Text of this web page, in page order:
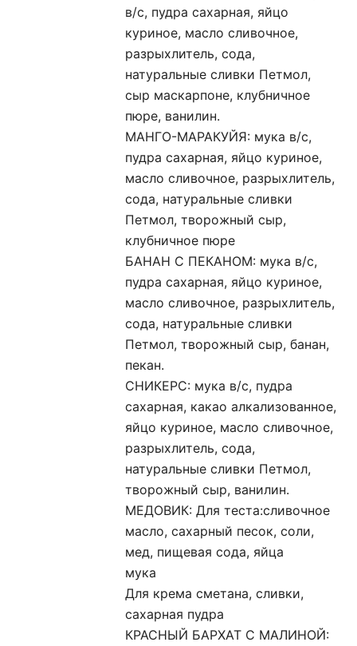
в/с, пудра сахарная, яйцо
куриное, масло сливочное,
разрыхлитель, сода,
натуральные сливки Петмол,
сыр маскарпоне, клубничное
пюре, ванилин.
МАНГО-МАРАКУЙЯ: мука в/с,
пудра сахарная, яйцо куриное,
масло сливочное, разрыхлитель,
сода, натуральные сливки
Петмол, творожный сыр,
клубничное пюре
БАНАН С ПЕКАНОМ: мука в/с,
пудра сахарная, яйцо куриное,
масло сливочное, разрыхлитель,
сода, натуральные сливки
Петмол, творожный сыр, банан,
пекан.
СНИКЕРС: мука в/с, пудра
сахарная, какао алкализованное,
яйцо куриное, масло сливочное,
разрыхлитель, сода,
натуральные сливки Петмол,
творожный сыр, ванилин.
МЕДОВИК: Для теста:сливочное
масло, сахарный песок, соли,
мед, пищевая сода, яйца
мука
Для крема сметана, сливки,
сахарная пудра
КРАСНЫЙ БАРХАТ С МАЛИНОЙ: